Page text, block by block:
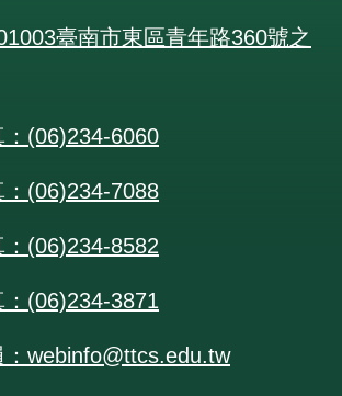
臺南市東區青年路360號之
(06)234-6060
(06)234-7088
(06)234-8582
：(06)234-3871
webinfo@ttcs.edu.tw